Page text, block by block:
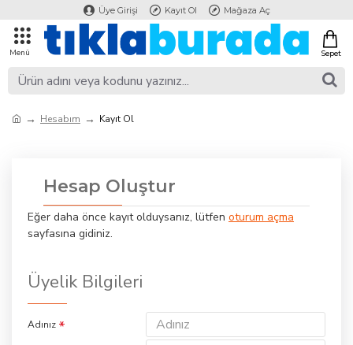
Üye Girişi Kayıt Ol Mağaza Aç
Hesabım Kayıt Ol
Hesap Oluştur
Eğer daha önce kayıt olduysanız, lütfen oturum açma
sayfasına gidiniz.
Üyelik Bilgileri
Adınız